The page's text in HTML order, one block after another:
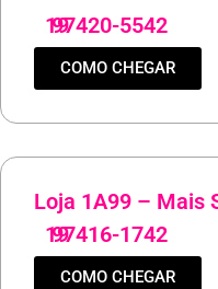
19
97420-5542
COMO CHEGAR
Loja 1A99 – Mais
19
97416-1742
COMO CHEGAR